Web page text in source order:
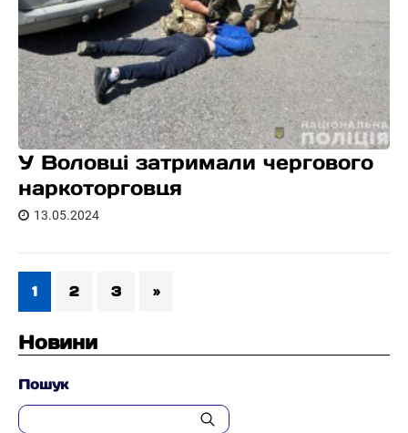
У Воловці затримали чергового
наркоторговця
13.05.2024
1 2 3 »
Новини
Пошук